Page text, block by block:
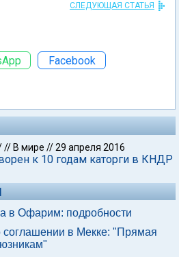
СЛЕДУЮЩАЯ СТАТЬЯ
Facebook
// В мире //29 апреля 2016
к 10 годам каторги в КНДР
в Офарим: подробности
в Мекке: "Прямая